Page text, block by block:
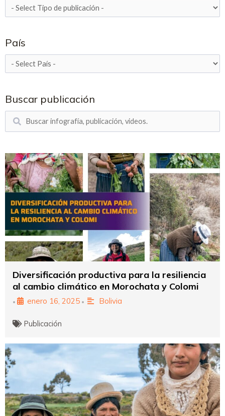
País
Buscar publicación
Diversificación productiva para la resiliencia
al cambio climático en Morochata y Colomi
• enero 16, 2025 • Bolivia
Publicación